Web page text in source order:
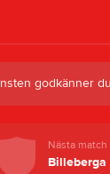
godkänner
Nästa
Billeberga